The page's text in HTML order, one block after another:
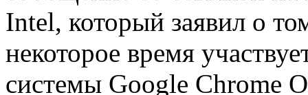
Intel, который заявил о
некоторое время
системы Google Chrome